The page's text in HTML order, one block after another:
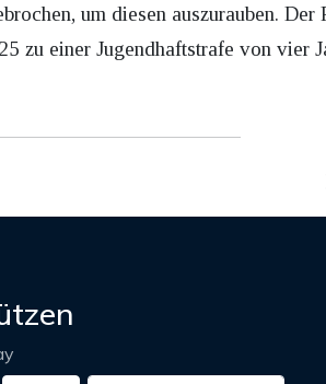
um diesen auszurauben. Der
einer Jugendhaftstrafe von vier